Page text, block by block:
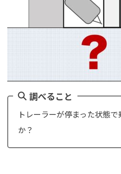
調べること
トレーラーが停まった状態
か？